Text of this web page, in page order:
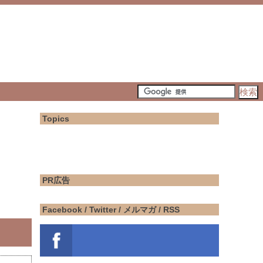
Topics
PR広告
Facebook / Twitter / メルマガ / RSS